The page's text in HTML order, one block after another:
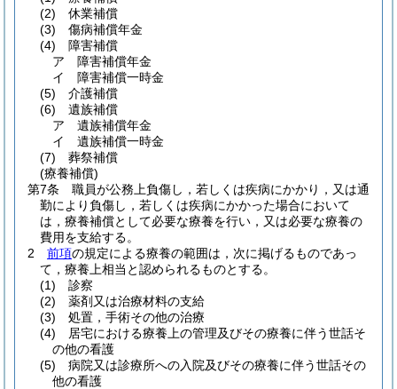
(2)
休業補償
(3)
傷病補償年金
(4)
障害補償
ア
障害補償年金
イ
障害補償一時金
(5)
介護補償
(6)
遺族補償
ア
遺族補償年金
イ
遺族補償一時金
(7)
葬祭補償
(療養補償)
第7条
職員が公務上負傷し，若しくは疾病にかかり，又は通
勤により負傷し，若しくは疾病にかかった場合において
は，療養補償として必要な療養を行い，又は必要な療養の
費用を支給する。
2
前項の規定による療養の範囲は，次に掲げるものであっ
て，療養上相当と認められるものとする。
(1)
診察
(2)
薬剤又は治療材料の支給
(3)
処置，手術その他の治療
(4)
居宅における療養上の管理及びその療養に伴う世話そ
の他の看護
(5)
病院又は診療所への入院及びその療養に伴う世話その
他の看護